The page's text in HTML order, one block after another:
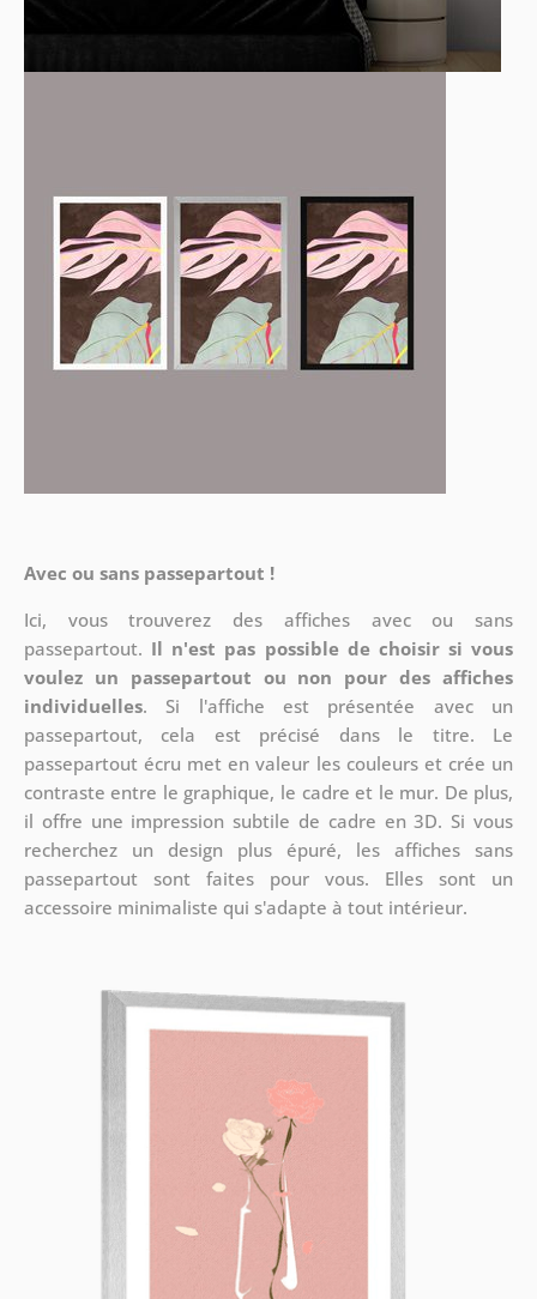
Avec ou sans passepartout !
Ici, vous trouverez des affiches avec ou sans
passepartout. Il n'est pas possible de choisir si vous
voulez un passepartout ou non pour des affiches
individuelles. Si l'affiche est présentée avec un
passepartout, cela est précisé dans le titre. Le
passepartout écru met en valeur les couleurs et crée un
contraste entre le graphique, le cadre et le mur. De plus,
il offre une impression subtile de cadre en 3D. Si vous
recherchez un design plus épuré, les affiches sans
passepartout sont faites pour vous. Elles sont un
accessoire minimaliste qui s'adapte à tout intérieur.